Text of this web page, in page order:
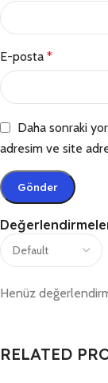
Henüz
E-posta *
Daha sonraki
adresim ve site
RELATED